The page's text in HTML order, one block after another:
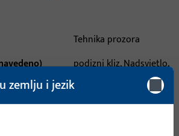
Tehnika prozora
podizni kliz, Nadsvjetlo,
podizanje i klizanje
GU-934, GU-937, VENTUS
zemlju i jezik